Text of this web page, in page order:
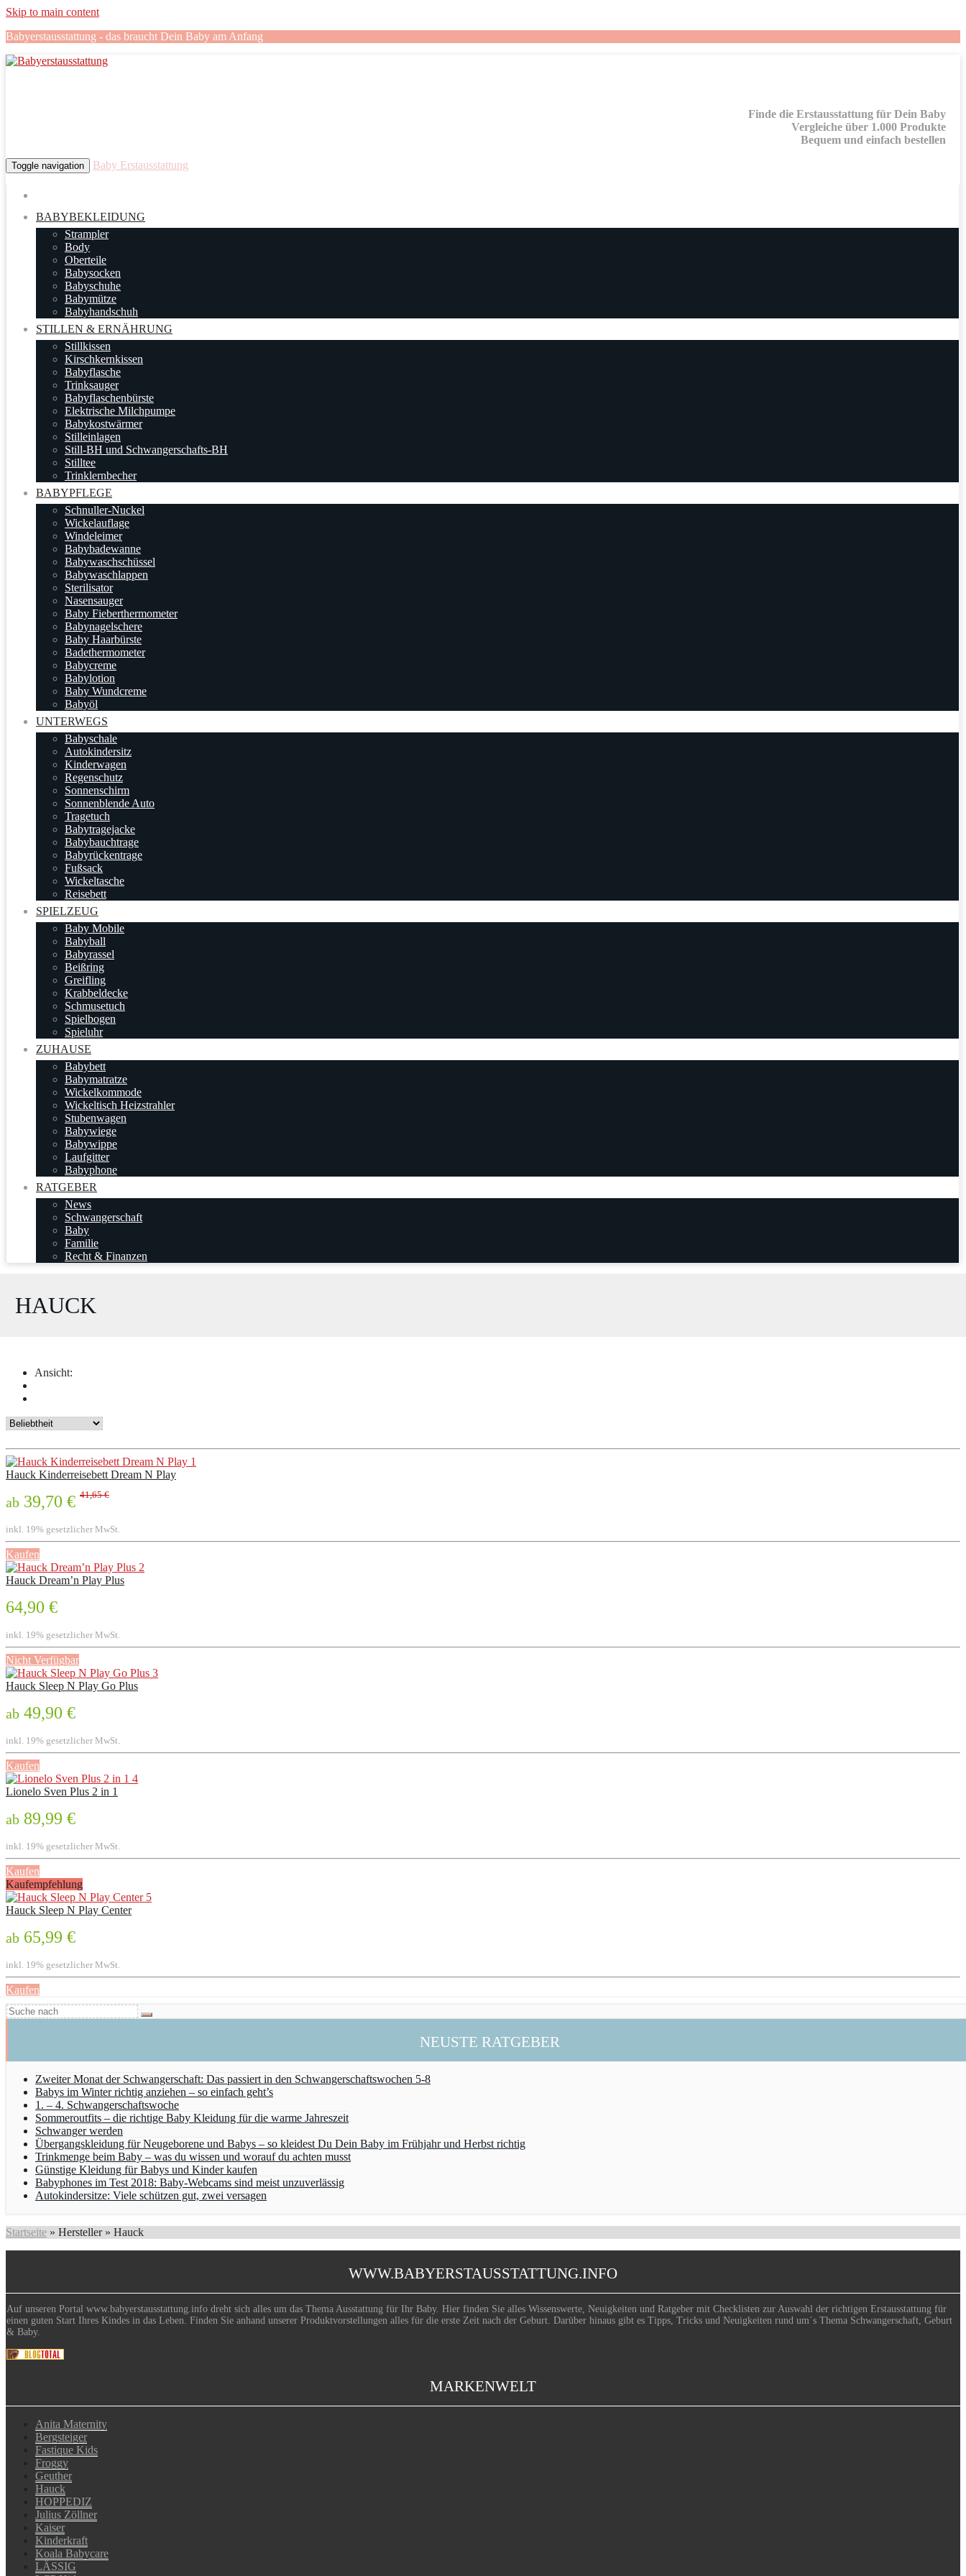
Skip to main content
Babyerstausstattung - das braucht Dein Baby am Anfang
Finde die Erstausstattung für Dein Baby
Vergleiche über 1.000 Produkte
Bequem und einfach bestellen
Toggle navigation Baby Erstausstattung
BABYBEKLEIDUNG
Strampler
Body
Oberteile
Babysocken
Babyschuhe
Babymütze
Babyhandschuh
STILLEN & ERNÄHRUNG
Stillkissen
Kirschkernkissen
Babyflasche
Trinksauger
Babyflaschenbürste
Elektrische Milchpumpe
Babykostwärmer
Stilleinlagen
Still-BH und Schwangerschafts-BH
Stilltee
Trinklernbecher
BABYPFLEGE
Schnuller-Nuckel
Wickelauflage
Windeleimer
Babybadewanne
Babywaschschüssel
Babywaschlappen
Sterilisator
Nasensauger
Baby Fieberthermometer
Babynagelschere
Baby Haarbürste
Badethermometer
Babycreme
Babylotion
Baby Wundcreme
Babyöl
UNTERWEGS
Babyschale
Autokindersitz
Kinderwagen
Regenschutz
Sonnenschirm
Sonnenblende Auto
Tragetuch
Babytragejacke
Babybauchtrage
Babyrückentrage
Fußsack
Wickeltasche
Reisebett
SPIELZEUG
Baby Mobile
Babyball
Babyrassel
Beißring
Greifling
Krabbeldecke
Schmusetuch
Spielbogen
Spieluhr
ZUHAUSE
Babybett
Babymatratze
Wickelkommode
Wickeltisch Heizstrahler
Stubenwagen
Babywiege
Babywippe
Laufgitter
Babyphone
RATGEBER
News
Schwangerschaft
Baby
Familie
Recht & Finanzen
HAUCK
Ansicht:
Hauck Kinderreisebett Dream N Play
ab 39,70 € 41,65 €
inkl. 19% gesetzlicher MwSt.
Kaufen
Hauck Dream’n Play Plus
64,90 €
inkl. 19% gesetzlicher MwSt.
Nicht Verfügbar
Hauck Sleep N Play Go Plus
ab 49,90 €
inkl. 19% gesetzlicher MwSt.
Kaufen
Lionelo Sven Plus 2 in 1
ab 89,99 €
inkl. 19% gesetzlicher MwSt.
Kaufen
Kaufempfehlung
Hauck Sleep N Play Center
ab 65,99 €
inkl. 19% gesetzlicher MwSt.
Kaufen
NEUSTE RATGEBER
Zweiter Monat der Schwangerschaft: Das passiert in den Schwangerschaftswochen 5-8
Babys im Winter richtig anziehen – so einfach geht’s
1. – 4. Schwangerschaftswoche
Sommeroutfits – die richtige Baby Kleidung für die warme Jahreszeit
Schwanger werden
Übergangskleidung für Neugeborene und Babys – so kleidest Du Dein Baby im Frühjahr und Herbst richtig
Trinkmenge beim Baby – was du wissen und worauf du achten musst
Günstige Kleidung für Babys und Kinder kaufen
Babyphones im Test 2018: Baby-Webcams sind meist unzuverlässig
Autokindersitze: Viele schützen gut, zwei versagen
Startseite » Hersteller» Hauck
WWW.BABYERSTAUSSTATTUNG.INFO
Auf unseren Portal www.babyerstausstattung.info dreht sich alles um das Thema Ausstattung für Ihr Baby. Hier finden Sie alles Wissenswerte, Neuigkeiten und Ratgeber mit Checklisten zur Auswahl der richtigen Erstausstattung für
einen guten Start Ihres Kindes in das Leben. Finden Sie anhand unserer Produktvorstellungen alles für die erste Zeit nach der Geburt. Darüber hinaus gibt es Tipps, Tricks und Neuigkeiten rund um´s Thema Schwangerschaft, Geburt
& Baby.
MARKENWELT
Anita Maternity
Bergsteiger
Fastique Kids
Froggy
Geuther
Hauck
HOPPEDIZ
Julius Zöllner
Kaiser
Kinderkraft
Koala Babycare
LÄSSIG